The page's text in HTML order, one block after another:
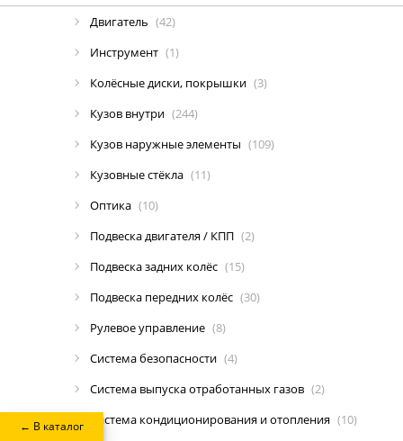
← В каталог
Двигатель (42)
Инструмент (1)
Колёсные диски, покрышки (3)
Кузов внутри (244)
Кузов наружные элементы (109)
Кузовные стёкла (11)
Оптика (10)
Подвеска двигателя / КПП (2)
Подвеска задних колёс (15)
Подвеска передних колёс (30)
Рулевое управление (8)
Система безопасности (4)
Система выпуска отработанных газов (2)
Система кондиционирования и отопления (10)